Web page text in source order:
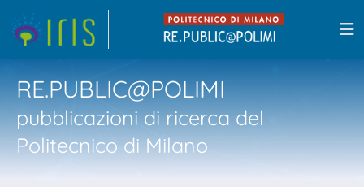
RE.PUBLIC@POLIMI
pubblicazioni di ricerca del
Politecnico di Milano